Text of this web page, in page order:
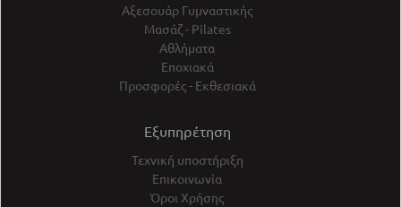
Αξεσουάρ Γυμναστικής
Μασάζ - Pilates
Αθλήματα
Εποχιακά
Προσφορές - Εκθεσιακά
Εξυπηρέτηση
Τεχνική υποστήριξη
Επικοινωνία
Όροι Χρήσης